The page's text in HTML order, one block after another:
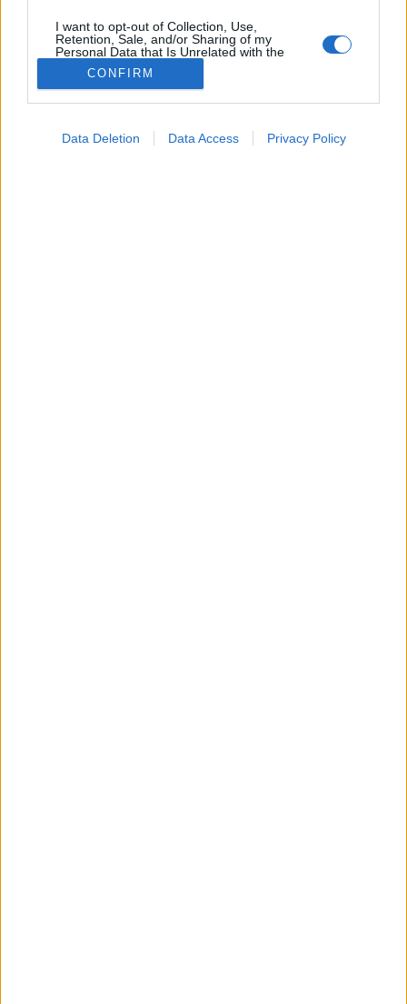
I want to opt-out of Collection, Use,
Retention, Sale, and/or Sharing of my
Personal Data that Is Unrelated with the
Purposes for which it was collected.
Opted Out
CONFIRM
Data Deletion Data Access Privacy Policy